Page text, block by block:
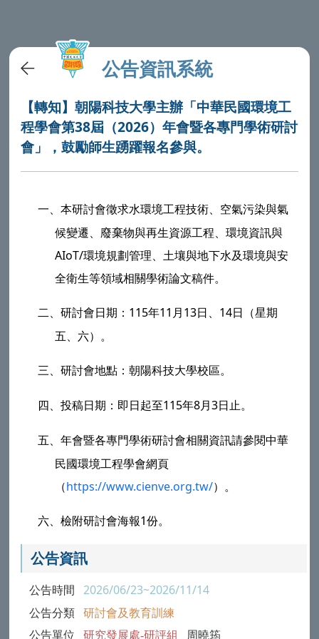
公告資訊系統
【轉知】朝陽科技大學主辦「中華民國環境工
程學會第38屆（2026）年會暨各專門學術研討
會」，鼓勵師生踴躍報名參與。
一、本研討會徵求水環境工程技術、空氣污染與氣
候變遷、廢棄物與再生資源工程、環境資訊與
AIoT/環境規劃管理、土壤與地下水及環境與安
全衛生等領域相關學術論文稿件。
二、研討會日期：115年11月13日、14日（星期
五、六）。
三、研討會地點：朝陽科技大學校區。
四、投稿日期：即日起至115年8月3日止。
五、年會暨各專門學術研討會相關資訊請參閱中華
民國環境工程學會網頁
（https://www.cienve.org.tw/）。
六、檢附研討會海報1份。
公告資訊
公告時間 2026/06/23~2026/11/14
公告分類 研討會及教育訓練
公告單位 研究發展處-研評組 周曉筠